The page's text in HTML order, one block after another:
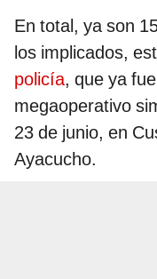
En total, ya son
los implicados,
policía, que ya
megaoperativo
23 de junio, en
Ayacucho.